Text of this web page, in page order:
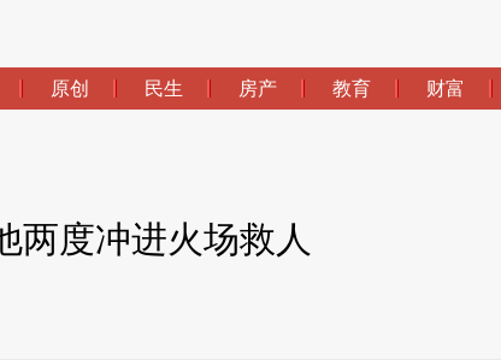
原创 民生 房产 教育 财富
两度冲进火场救人